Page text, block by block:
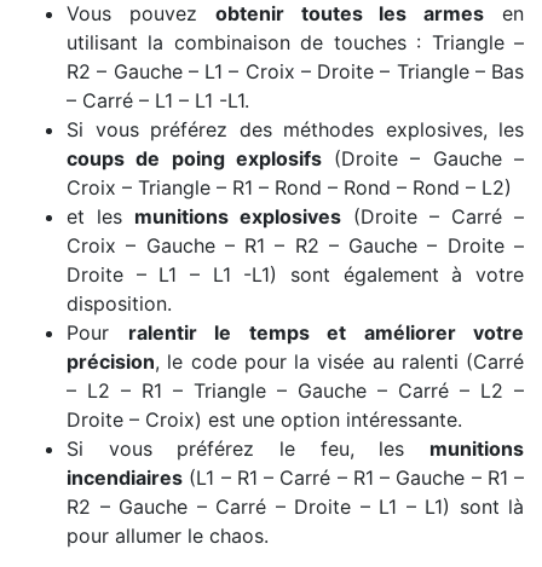
Vous pouvez obtenir toutes les armes en
utilisant la combinaison de touches : Triangle –
R2 – Gauche – L1 – Croix – Droite – Triangle – Bas
– Carré – L1 – L1 -L1.
Si vous préférez des méthodes explosives, les
coups de poing explosifs(Droite – Gauche –
Croix – Triangle – R1 – Rond – Rond – Rond – L2)
et les munitions explosives (Droite – Carré –
Croix – Gauche – R1 – R2 – Gauche – Droite –
Droite – L1 – L1 -L1) sont également à votre
disposition.
Pour ralentir le temps et améliorer votre
précision, le code pour la visée au ralenti (Carré
– L2 – R1 – Triangle – Gauche – Carré – L2 –
Droite – Croix) est une option intéressante.
Si vous préférez le feu, les munitions
incendiaires (L1 – R1 – Carré – R1 – Gauche – R1 –
R2 – Gauche – Carré – Droite – L1 – L1) sont là
pour allumer le chaos.